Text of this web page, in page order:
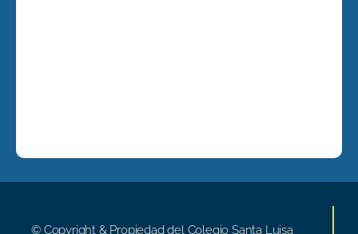
© Copyright & Propiedad del Colegio Santa Luisa